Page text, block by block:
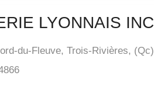
LYONNAIS INC
du-Fleuve, Trois-Rivières, (Qc)